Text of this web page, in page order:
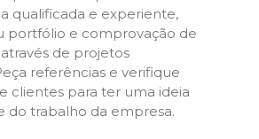
qualificada e experiente,
portfólio e comprovação de
de projetos
referências e verifique
clientes para ter uma ideia
do trabalho da empresa.